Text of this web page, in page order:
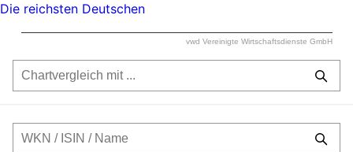
vwd Vereinigte Wirtschaftsdienste GmbH
Die reichsten Deutschen